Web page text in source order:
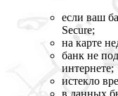
если ваш
Secure;
на карте
банк не
интернете;
истекло
в данных